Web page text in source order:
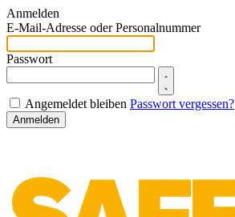
Anmelden
E-Mail-Adresse oder Personalnummer
Passwort
Angemeldet bleiben Passwort vergessen?
Anmelden